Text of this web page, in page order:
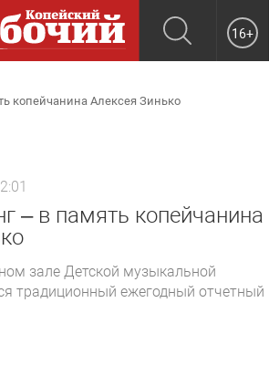
16+
копейчанина Алексея Зинько
– в память копейчанина
зале Детской музыкальной
традиционный ежегодный отчетный